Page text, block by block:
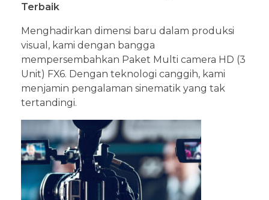
Terbaik
Menghadirkan dimensi baru dalam produksi
visual, kami dengan bangga
mempersembahkan Paket Multi camera HD (3
Unit) FX6. Dengan teknologi canggih, kami
menjamin pengalaman sinematik yang tak
tertandingi.